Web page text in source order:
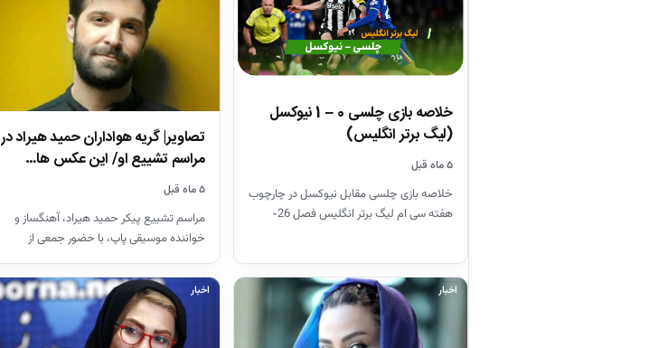
خلاصه بازی چلسی 0 – 1 نیوکسل
(لیگ برتر انگلیس)
۵ ماه قبل
خلاصه بازی چلسی مقابل نیوکسل در چارچوب
هفته سی ام لیگ برتر انگلیس فصل 26-
تصاویر| گریه هواداران حمید هیراد در
مراسم تشییع او/ این عکس ها…
۵ ماه قبل
مراسم تشییع پیکر حمید هیراد، آهنگساز و
خواننده موسیقی پاپ، با حضور جمعی از
هنرمندان در قطعه هنرمندان…
اخبار اخبار